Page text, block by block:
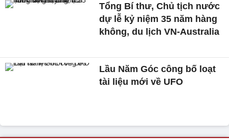
Tổng Bí thư, Chủ tịch nước
dự lễ kỷ niệm 35 năm hàng
không, du lịch VN-Australia
Lầu Năm Góc công bố loạt
tài liệu mới về UFO